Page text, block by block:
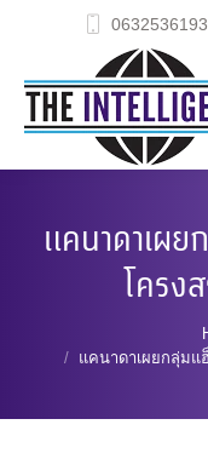
0632536193
แคนาดาเผ
โครง
แคนาดาเผยกลุ่มแ